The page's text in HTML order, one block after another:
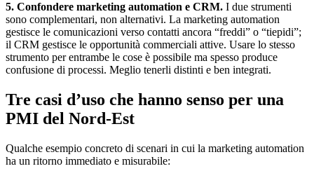
5. Confondere marketing automation e CRM. I due strumenti
sono complementari, non alternativi. La marketing automation
gestisce le comunicazioni verso contatti ancora “freddi” o “tiepidi”;
il CRM gestisce le opportunità commerciali attive. Usare lo stesso
strumento per entrambe le cose è possibile ma spesso produce
confusione di processi. Meglio tenerli distinti e ben integrati.
Tre casi d’uso che hanno senso per una
PMI del Nord-Est
Qualche esempio concreto di scenari in cui la marketing automation
ha un ritorno immediato e misurabile: